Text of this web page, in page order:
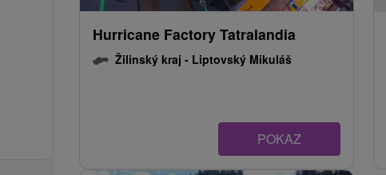
Hurricane Factory Tatralandia
Žilinský kraj - Liptovský Mikuláš
POKAZ